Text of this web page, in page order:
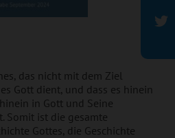
das nicht mit dem Ziel
Gott dient, und dass es hinein
in Gott und Seine
Somit ist die gesamte
Gottes, die Geschichte